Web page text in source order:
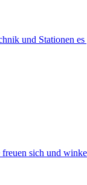
und Stationen es